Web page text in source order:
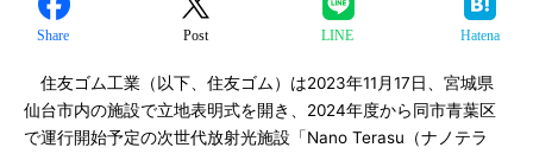
Share Post LINE Hatena
住友ゴム工業（以下、住友ゴム）は2023年11月17日、宮城県
仙台市内の施設で立地表明式を開き、2024年度から同市青葉区
で運行開始予定の次世代放射光施設「Nano Terasu（ナノテラ